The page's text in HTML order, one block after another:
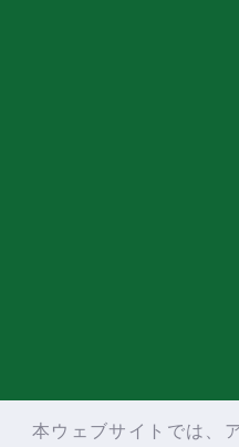
本ウェブサイトでは、